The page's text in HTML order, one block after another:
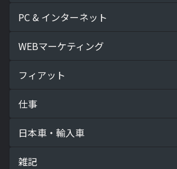
PC & インターネット
WEBマーケティング
フィアット
仕事
日本車・輸入車
雑記